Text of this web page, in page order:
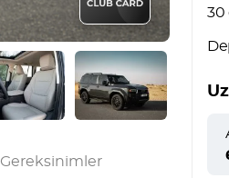
30
Gereksinimler